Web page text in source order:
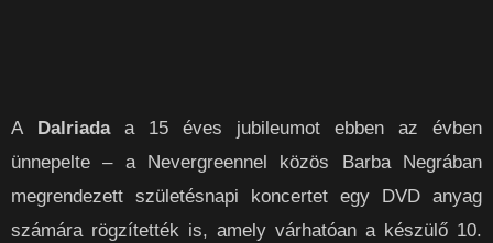
A Dalriadaa 15 éves jubileumot ebben az évben
ünnepelte – a Nevergreennel közös Barba Negrában
megrendezett születésnapi koncertet egy DVD anyag
számára rögzítették is, amely várhatóan a készülő 10.